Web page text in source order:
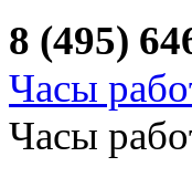
8 (495)
Часы
Часы